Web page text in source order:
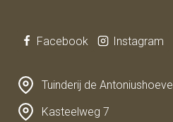
Facebook Instagram
Tuinderij de Antoniushoeve
Kasteelweg 7